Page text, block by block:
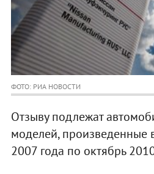
ФОТО: РИА НОВОСТИ
Отзыву подлежат
моделей, произведенные
2007 года по октябрь